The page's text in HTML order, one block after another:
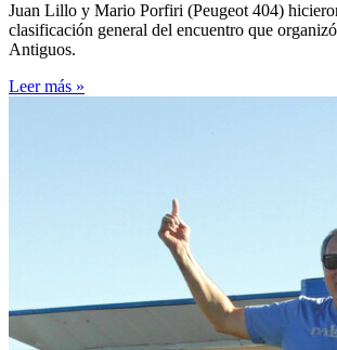
Juan Lillo y Mario Porfiri (Peugeot 404)
clasificación general del encuentro que
Antiguos.
Leer más »